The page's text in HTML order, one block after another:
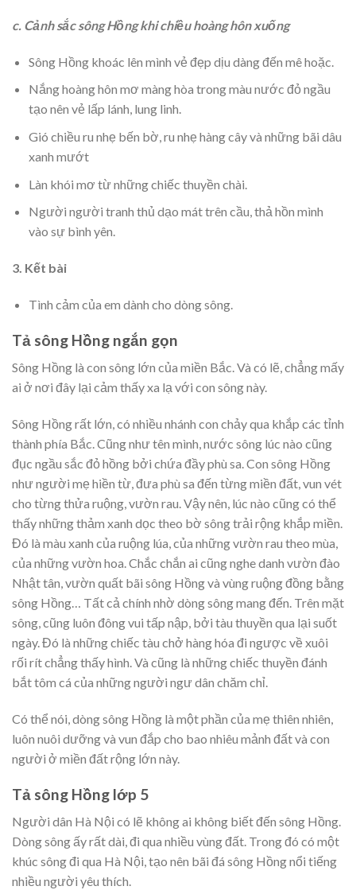
c. Cảnh sắc sông Hồng khi chiều hoàng hôn xuống
Sông Hồng khoác lên mình vẻ đẹp dịu dàng đến mê hoặc.
Nắng hoàng hôn mơ màng hòa trong màu nước đỏ ngầu
tạo nên vẻ lấp lánh, lung linh.
Gió chiều ru nhẹ bến bờ, ru nhẹ hàng cây và những bãi dâu
xanh mướt
Làn khói mơ từ những chiếc thuyền chài.
Người người tranh thủ dạo mát trên cầu, thả hồn mình
vào sự bình yên.
3. Kết bài
Tình cảm của em dành cho dòng sông.
Tả sông Hồng ngắn gọn
Sông Hồng là con sông lớn của miền Bắc. Và có lẽ, chẳng mấy
ai ở nơi đây lại cảm thấy xa lạ với con sông này.
Sông Hồng rất lớn, có nhiều nhánh con chảy qua khắp các tỉnh
thành phía Bắc. Cũng như tên mình, nước sông lúc nào cũng
đục ngầu sắc đỏ hồng bởi chứa đầy phù sa. Con sông Hồng
như người mẹ hiền từ, đưa phù sa đến từng miền đất, vun vét
cho từng thửa ruộng, vườn rau. Vậy nên, lúc nào cũng có thể
thấy những thảm xanh dọc theo bờ sông trải rộng khắp miền.
Đó là màu xanh của ruộng lúa, của những vườn rau theo mùa,
của những vườn hoa. Chắc chắn ai cũng nghe danh vườn đào
Nhật tân, vườn quất bãi sông Hồng và vùng ruộng đồng bằng
sông Hồng… Tất cả chính nhờ dòng sông mang đến. Trên mặt
sông, cũng luôn đông vui tấp nập, bởi tàu thuyền qua lại suốt
ngày. Đó là những chiếc tàu chở hàng hóa đi ngược về xuôi
rối rít chẳng thấy hình. Và cũng là những chiếc thuyền đánh
bắt tôm cá của những người ngư dân chăm chỉ.
Có thể nói, dòng sông Hồng là một phần của mẹ thiên nhiên,
luôn nuôi dưỡng và vun đắp cho bao nhiêu mảnh đất và con
người ở miền đất rộng lớn này.
Tả sông Hồng lớp 5
Người dân Hà Nội có lẽ không ai không biết đến sông Hồng.
Dòng sông ấy rất dài, đi qua nhiều vùng đất. Trong đó có một
khúc sông đi qua Hà Nội, tạo nên bãi đá sông Hồng nổi tiếng
nhiều người yêu thích.